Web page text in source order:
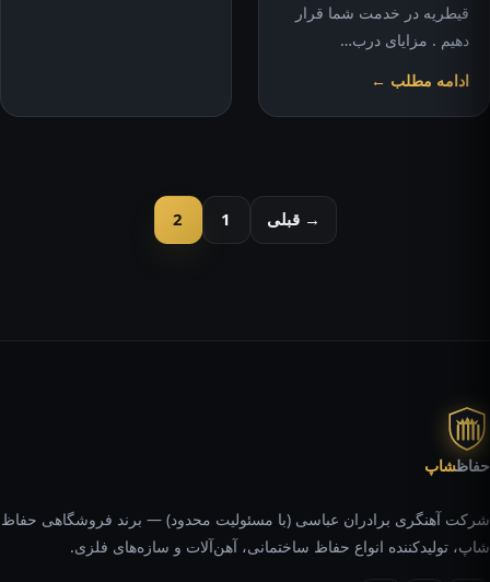
قیطریه در خدمت شما قرار
دهیم . مزایای درب…
ادامه مطلب ←
نوشته‌ها
→ قبلی 1
2
حفاظشاپ
شرکت آهنگری برادران عباسی (با مسئولیت محدود) — برند فروشگاهی حفاظ
شاپ، تولیدکننده انواع حفاظ ساختمانی، آهن‌آلات و سازه‌های فلزی.